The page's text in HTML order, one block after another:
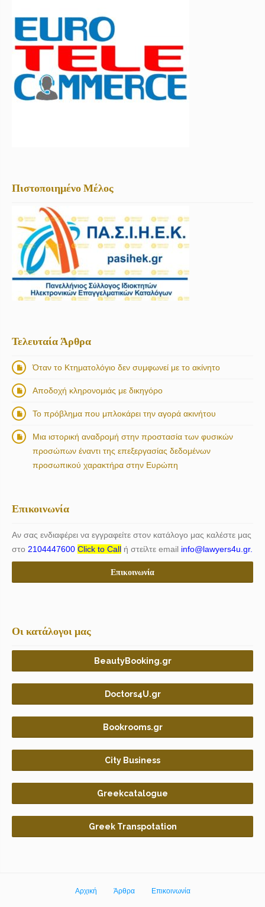
Πιστοποιημένο Μέλος
Τελευταία Άρθρα
Όταν το Κτηματολόγιο δεν συμφωνεί με το ακίνητο
Αποδοχή κληρονομιάς με δικηγόρο
Το πρόβλημα που μπλοκάρει την αγορά ακινήτου
Μια ιστορική αναδρομή στην προστασία των φυσικών
προσώπων έναντι της επεξεργασίας δεδομένων
προσωπικού χαρακτήρα στην Ευρώπη
Επικοινωνία
Αν σας ενδιαφέρει να εγγραφείτε στον κατάλογο μας καλέστε μας
στο 2104447600 Click to Call ή στείλτε email info@lawyers4u.gr.
Επικοινωνία
Οι κατάλογοι μας
BeautyBooking.gr
Doctors4U.gr
Bookrooms.gr
City Business
Greekcatalogue
Greek Transpotation
Αρχική Άρθρα Επικοινωνία